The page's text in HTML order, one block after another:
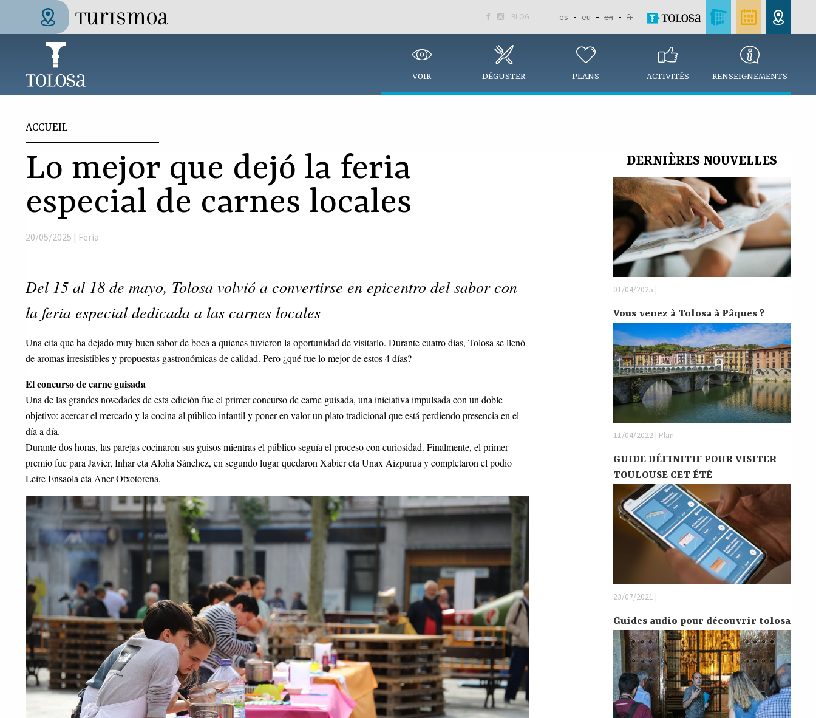
Aller au contenu principal
Tolosa Turismoa
  BLOG es eu en fr
VOIR DÉGUSTER PLANS ACTIVITÉS RENSEIGNEMENTS
ACCUEIL
Lo mejor que dejó la feria
especial de carnes locales
20/05/2025 | Feria
Del 15 al 18 de mayo, Tolosa volvió a convertirse en epicentro del sabor con
la feria especial dedicada a las carnes locales
Una cita que ha dejado muy buen sabor de boca a quienes tuvieron la oportunidad de visitarlo. Durante cuatro días, Tolosa se llenó
de aromas irresistibles y propuestas gastronómicas de calidad. Pero ¿qué fue lo mejor de estos 4 días?
El concurso de carne guisada
Una de las grandes novedades de esta edición fue el primer concurso de carne guisada, una iniciativa impulsada con un doble
objetivo: acercar el mercado y la cocina al público infantil y poner en valor un plato tradicional que está perdiendo presencia en el
día a día.
Durante dos horas, las parejas cocinaron sus guisos mientras el público seguía el proceso con curiosidad. Finalmente, el primer
premio fue para Javier, Inhar eta Aloha Sánchez, en segundo lugar quedaron Xabier eta Unax Aizpurua y completaron el podio
Leire Ensaola eta Aner Otxotorena.
DERNIÈRES NOUVELLES
01/04/2025 |
Vous venez à Tolosa à Pâques ?
11/04/2022 | Plan
GUIDE DÉFINITIF POUR VISITER
TOULOUSE CET ÉTÉ
23/07/2021 |
Guides audio pour découvrir tolosa